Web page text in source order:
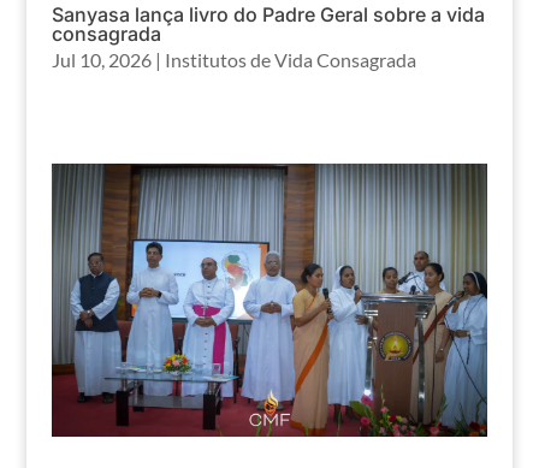
Sanyasa lança livro do Padre Geral sobre a vida
consagrada
Jul 10, 2026| Institutos de Vida Consagrada